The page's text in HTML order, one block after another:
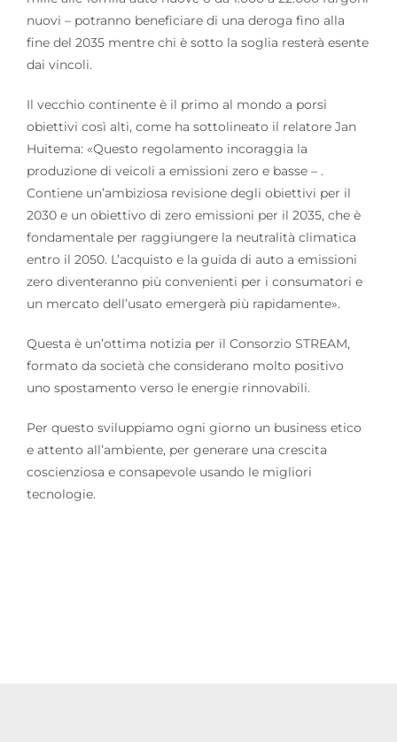
nuovi – potranno beneficiare di una deroga fino alla
fine del 2035 mentre chi è sotto la soglia resterà esente
dai vincoli.
Il vecchio continente è il primo al mondo a porsi
obiettivi così alti, come ha sottolineato il relatore Jan
Huitema: «Questo regolamento incoraggia la
produzione di veicoli a emissioni zero e basse – .
Contiene un’ambiziosa revisione degli obiettivi per il
2030 e un obiettivo di zero emissioni per il 2035, che è
fondamentale per raggiungere la neutralità climatica
entro il 2050. L’acquisto e la guida di auto a emissioni
zero diventeranno più convenienti per i consumatori e
un mercato dell’usato emergerà più rapidamente».
Questa è un’ottima notizia per il Consorzio STREAM,
formato da società che considerano molto positivo
uno spostamento verso le energie rinnovabili.
Per questo sviluppiamo ogni giorno un business etico
e attento all’ambiente, per generare una crescita
coscienziosa e consapevole usando le migliori
tecnologie.